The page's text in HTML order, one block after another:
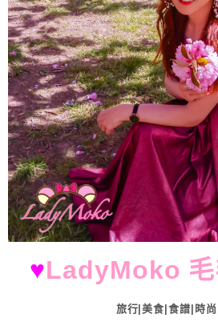
♥LadyMoko
旅行|美食|食譜|時